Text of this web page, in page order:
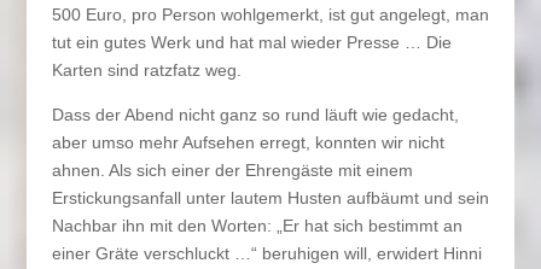
500 Euro, pro Person wohlgemerkt, ist gut angelegt, man
tut ein gutes Werk und hat mal wieder Presse … Die
Karten sind ratzfatz weg.
Dass der Abend nicht ganz so rund läuft wie gedacht,
aber umso mehr Aufsehen erregt, konnten wir nicht
ahnen. Als sich einer der Ehrengäste mit einem
Erstickungsanfall unter lautem Husten aufbäumt und sein
Nachbar ihn mit den Worten: „Er hat sich bestimmt an
einer Gräte verschluckt …“ beruhigen will, erwidert Hinni